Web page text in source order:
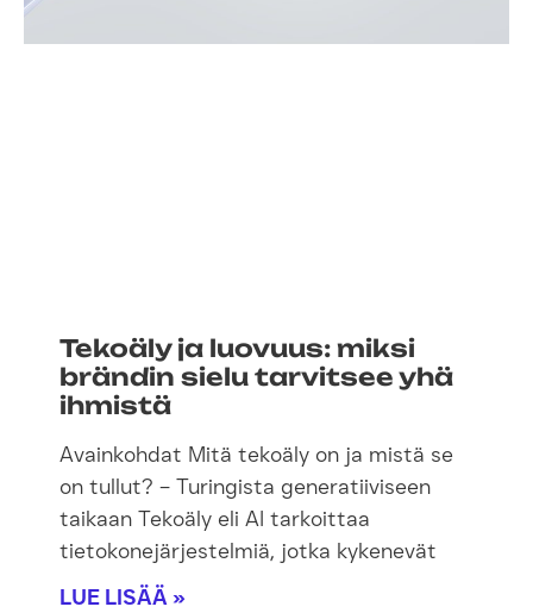
Tekoäly ja luovuus: miksi
brändin sielu tarvitsee yhä
ihmistä
Avainkohdat Mitä tekoäly on ja mistä se
on tullut? – Turingista generatiiviseen
taikaan Tekoäly eli AI tarkoittaa
tietokonejärjestelmiä, jotka kykenevät
LUE LISÄÄ »